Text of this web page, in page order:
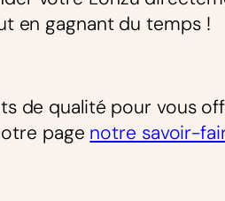
en gagnant du temps !
de qualité pour vous
page notre savoir-